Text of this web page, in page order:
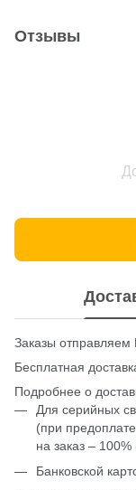
Отзывы
Заказы отправляем
Бесплатная
Подробнее о
Для серийных
(при
на заказ –
Банковской